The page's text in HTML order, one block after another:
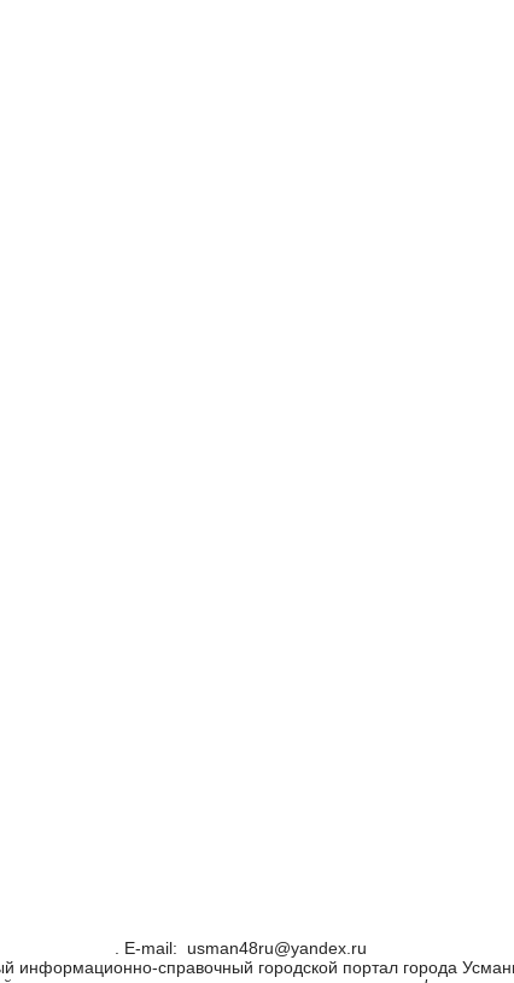
. Е-mail: usman48ru@yandex.ru
информационно-справочный городской портал города